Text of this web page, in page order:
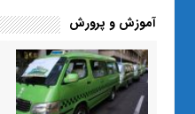
آموزش و پرورش